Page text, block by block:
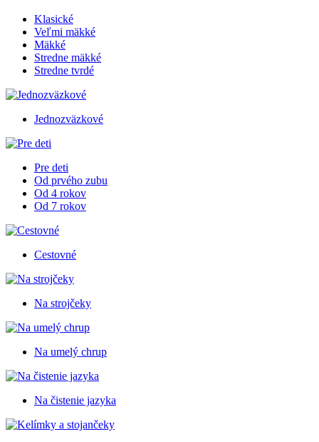
Klasické
Veľmi mäkké
Mäkké
Stredne mäkké
Stredne tvrdé
Jednozväzkové
Pre deti
Od prvého zubu
Od 4 rokov
Od 7 rokov
Cestovné
Na strojčeky
Na umelý chrup
Na čistenie jazyka